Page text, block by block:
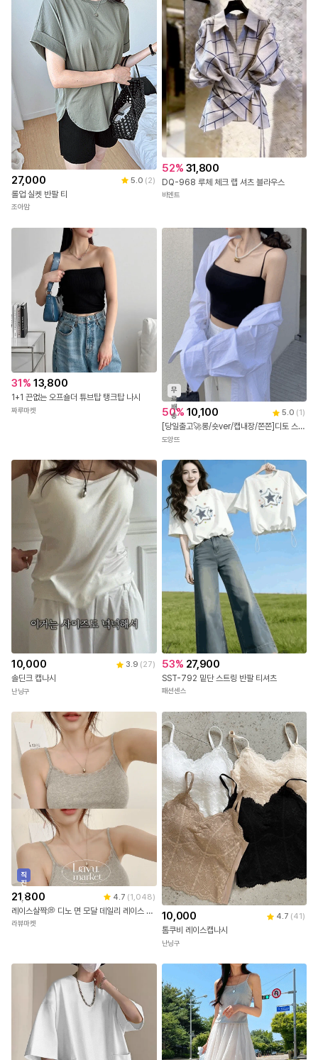
27,000 5.0 (2)
롤업 실켓 반팔 티
조아맘
52% 31,800
DQ-968 루체 체크 랩 셔츠 블라우스
비엔트
31 % 13,800
1+1 끈없는 오프숄더 튜브탑 탱크탑 나시
짜루마켓
무
료
배
송
50% 10,100 5.0 (1 )
[당일출고🚀롱/숏ver/캡내장/쫀쫀]디토 스퀘어 슬림 크롭 이너 끈나시 캡내장 데일리 민소매 크롭탑
도앙뜨
10,000 3.9 (27)
솔딘크 캡나시
난닝구
53% 27,900
SST-792 밑단 스트링 반팔 티셔츠
패션센스
직
진
배
송
21,800 4.7 (1,048)
레이스살짝💭 디노 면 모달 데일리 레이스 나시 3color [레이스나시/기본나시/슬리브리스/레이어드나시/민소매/이너나시/벚꽃룩]
라뷰마켓
10,000 4.7 (41 )
톰쿠비 레이스캡나시
난닝구